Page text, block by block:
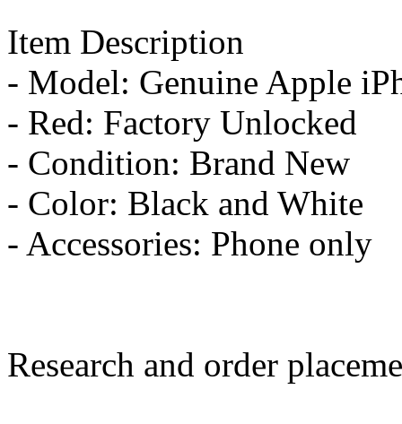
Item Description
- Model: Genuine Apple
- Red: Factory Unlocked
- Condition: Brand New
- Color: Black and White
- Accessories: Phone only
Research and order